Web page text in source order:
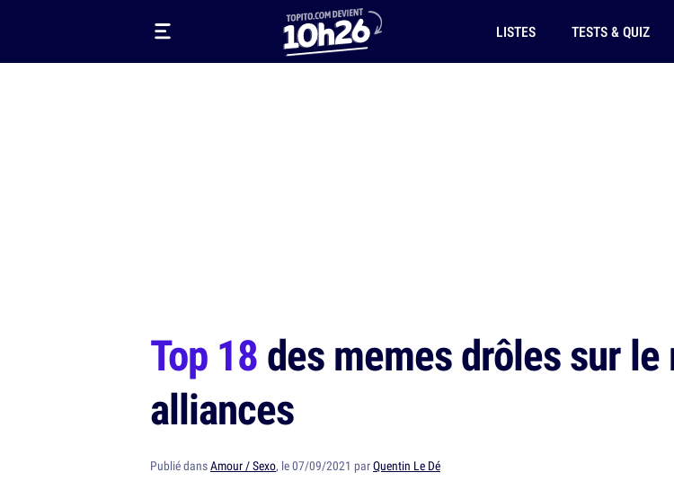
LISTES TESTS & QUIZ
Top 18des memes drôles sur
alliances
Publié dansAmour / Sexo, le 07/09/2021 parQuentin Le Dé